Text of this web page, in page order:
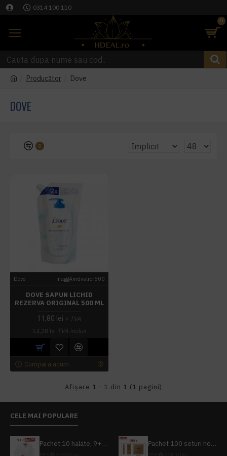
0314 100 110
0
Producător Dove
DOVE
0
Dove maggAmdvslror500
DOVE SAPUN LICHID
REZERVA ORIGINAL 500 ML
11,80 lei + TVA
14,28 lei TVA inclus
Cumpara acum
Afişare 1 - 1 din 1 (1 pagini)
CELE MAI POPULARE
Pachet 10 halate, 9+1 gratuit Pachet 100 seturi hoteliere, set dentar, set barbierit, casca de dus, pila unghii, set cusut